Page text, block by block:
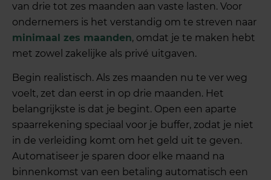
van drie tot zes maanden aan vaste lasten. Voor
ondernemers is het verstandig om te streven naar
minimaal zes maanden, omdat je te maken hebt
met zowel zakelijke als privé uitgaven.
Begin realistisch. Als zes maanden nu te ver weg
voelt, zet dan eerst in op drie maanden. Het
belangrijkste is dat je begint. Open een aparte
spaarrekening speciaal voor je buffer, zodat je niet
in de verleiding komt om het geld uit te geven.
Automatiseer je sparen door elke maand na
binnenkomst van een betaling automatisch een